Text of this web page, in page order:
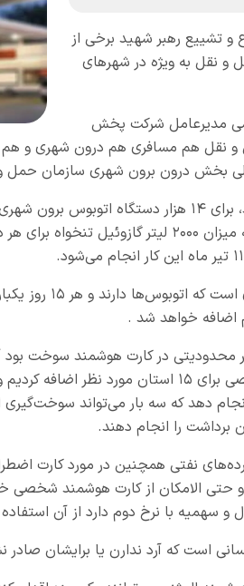
و تشییع رهبر شهید برخی از
و نقل به ویژه در شهرهای
مدیرعامل شرکت پخش
نقل هم مسافری هم درون شهری و هم
بخش درون برون شهری سازمان
جلساتی که داشته‌ایم قرار شد، برای ۱۴ هزار
حمل و نقل جاده‌ای است، به میزان ۲۰۰۰
این علاوه بر
اضافه خواهد شد .
در کارت هوشمند سوخت بود
کردیم و برداشت با کارت شخصی برای ۱۵
انجام دهد که سه بار می‌تواند
برداشت را انجام دهند.
نفتی همچنین در مورد کارت
الامکان از کارت هوشمند شخصی
و سهمیه با نرخ دوم دارد از آن
است که آرد ندارن یا برایشان